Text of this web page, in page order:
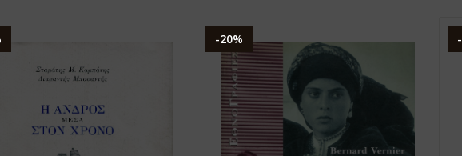
-20%